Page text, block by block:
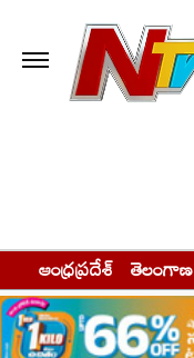
ఆంధ్రప్రదేశ్ తెలంగాణ